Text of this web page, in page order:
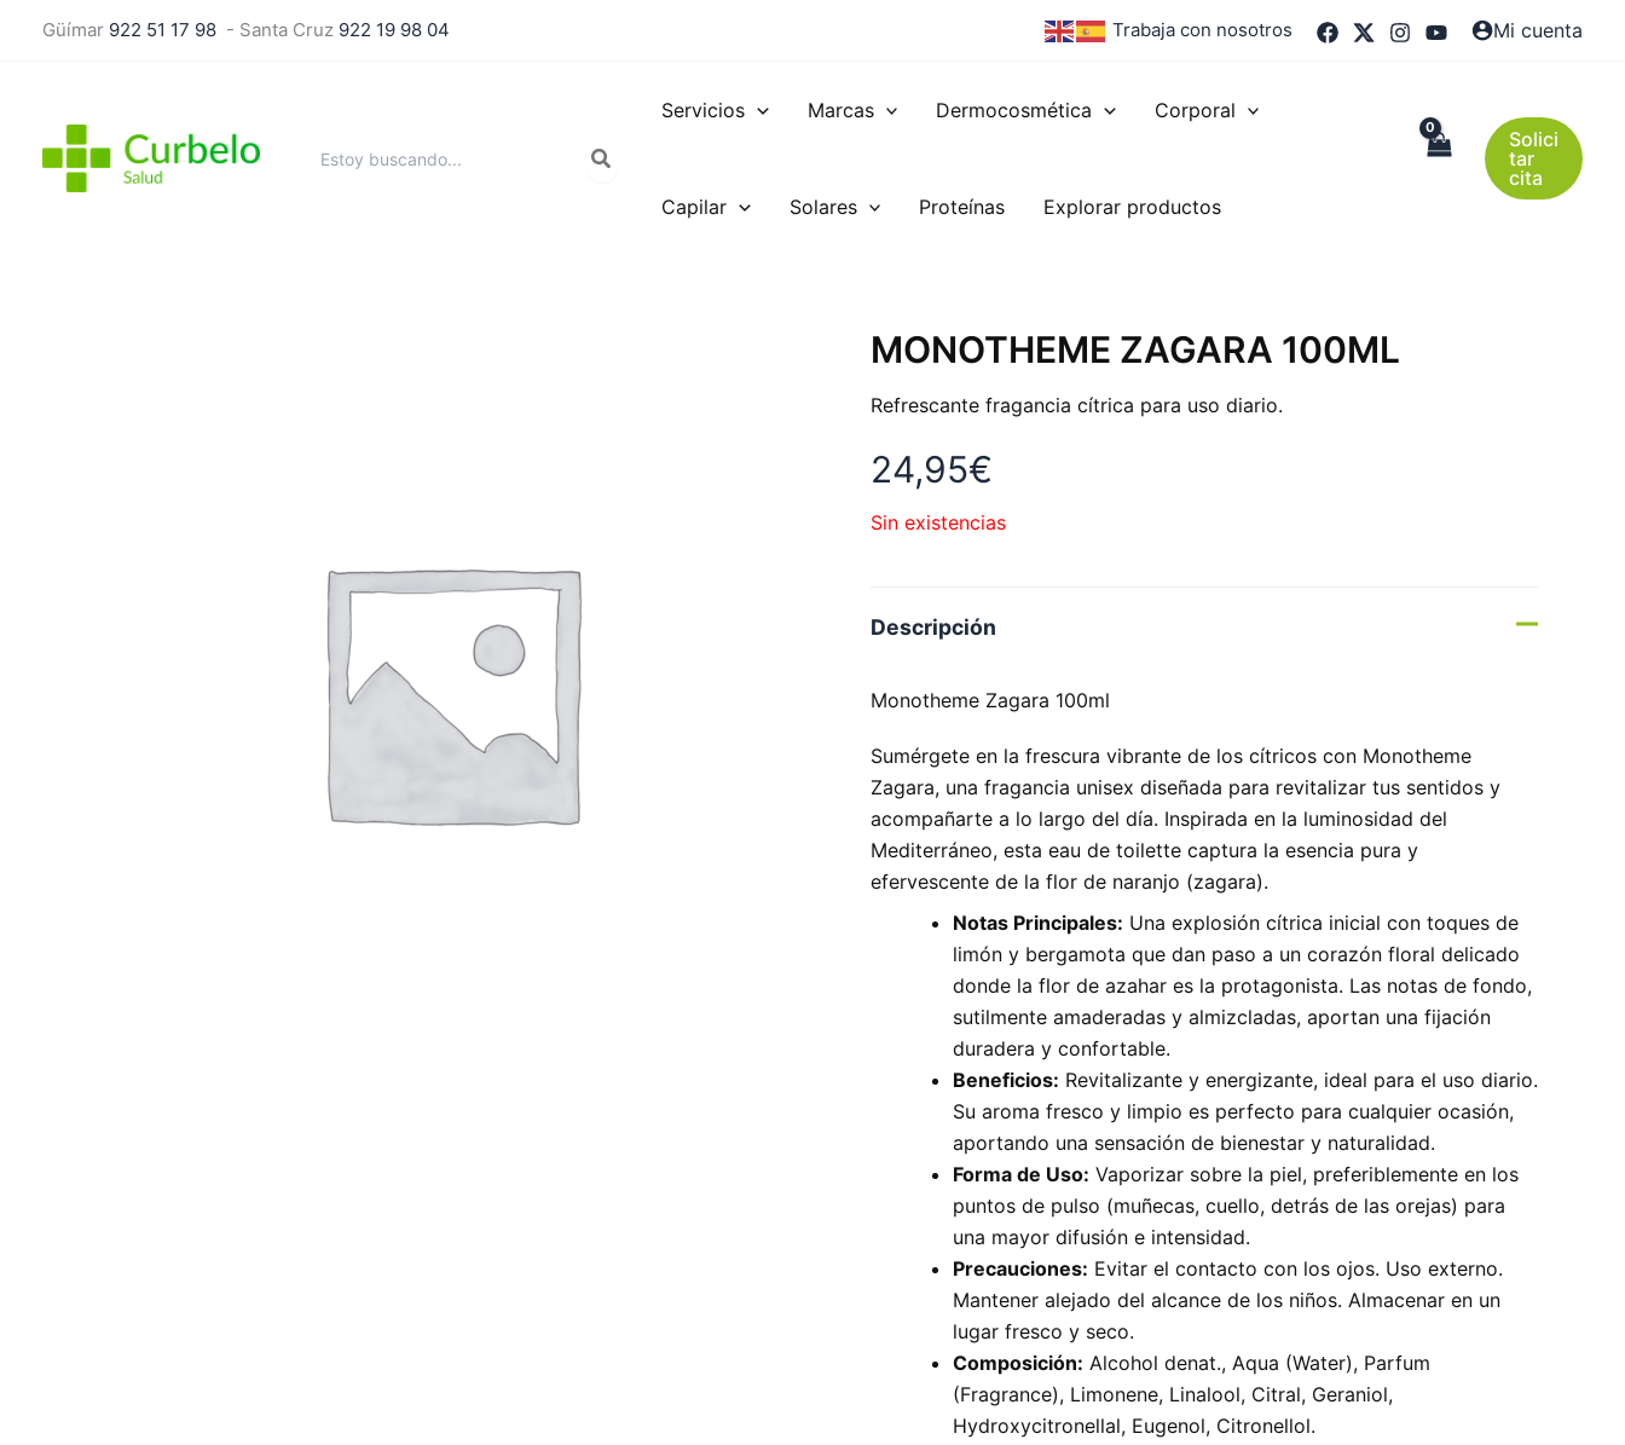
Güímar 922 51 17 98 - Santa Cruz 922 19 98 04 Trabaja con nosotros Mi cuenta
por:
Servicios Marcas Dermocosmética Corporal
Capilar Solares Proteínas Explorar productos
Solici
tar
cita
MONOTHEME ZAGARA 100ML
Refrescante fragancia cítrica para uso diario.
24,95€
Sin existencias
Descripción
Monotheme Zagara 100ml
Sumérgete en la frescura vibrante de los cítricos con Monotheme
Zagara, una fragancia unisex diseñada para revitalizar tus sentidos y
acompañarte a lo largo del día. Inspirada en la luminosidad del
Mediterráneo, esta eau de toilette captura la esencia pura y
efervescente de la flor de naranjo (zagara).
Notas Principales: Una explosión cítrica inicial con toques de
limón y bergamota que dan paso a un corazón floral delicado
donde la flor de azahar es la protagonista. Las notas de fondo,
sutilmente amaderadas y almizcladas, aportan una fijación
duradera y confortable.
Beneficios: Revitalizante y energizante, ideal para el uso diario.
Su aroma fresco y limpio es perfecto para cualquier ocasión,
aportando una sensación de bienestar y naturalidad.
Forma de Uso: Vaporizar sobre la piel, preferiblemente en los
puntos de pulso (muñecas, cuello, detrás de las orejas) para
una mayor difusión e intensidad.
Precauciones: Evitar el contacto con los ojos. Uso externo.
Mantener alejado del alcance de los niños. Almacenar en un
lugar fresco y seco.
Composición: Alcohol denat., Aqua (Water), Parfum
(Fragrance), Limonene, Linalool, Citral, Geraniol,
Hydroxycitronellal, Eugenol, Citronellol.